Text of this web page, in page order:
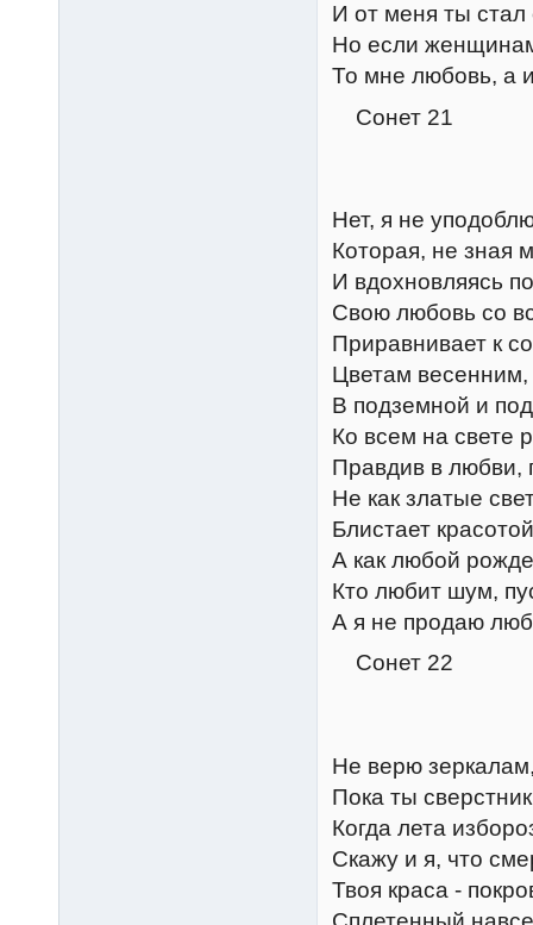
И от меня ты стал
Но если
То мне любовь, а
Сонет 21
Нет, я не
Которая, не зная
И вдохновляясь
Свою любовь со
Приравнивает к
Цветам
В подземной и
Ко всем на свете
Правдив в любви,
Не как златые
Блистает
А как любой
Кто любит шум,
А я не продаю
Сонет 22
Не верю
Пока ты
Когда лета
Скажу и я, что
Твоя краса -